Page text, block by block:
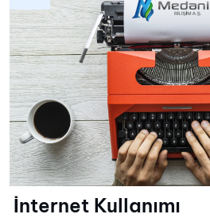
İnternet Kullanımı